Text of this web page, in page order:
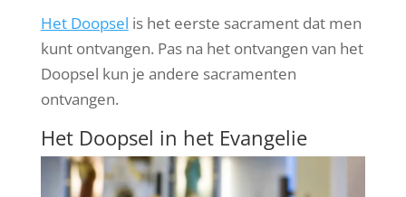
Het Doopsel is het eerste sacrament dat men
kunt ontvangen. Pas na het ontvangen van het
Doopsel kun je andere sacramenten
ontvangen.
Het Doopsel in het Evangelie